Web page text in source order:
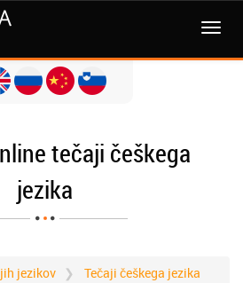
MENI
tečaji češkega
jezika
jezikov Tečaji češkega jezika